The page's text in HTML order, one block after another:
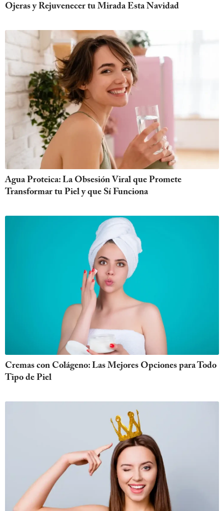
Ojeras y Rejuvenecer tu Mirada Esta Navidad
Agua Proteica: La Obsesión Viral que Promete
Transformar tu Piel y que Sí Funciona
Cremas con Colágeno: Las Mejores Opciones para Todo
Tipo de Piel